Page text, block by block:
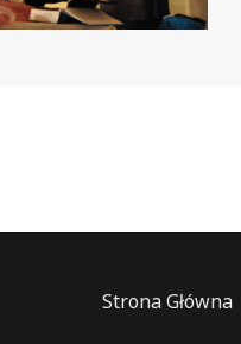
Strona Główna